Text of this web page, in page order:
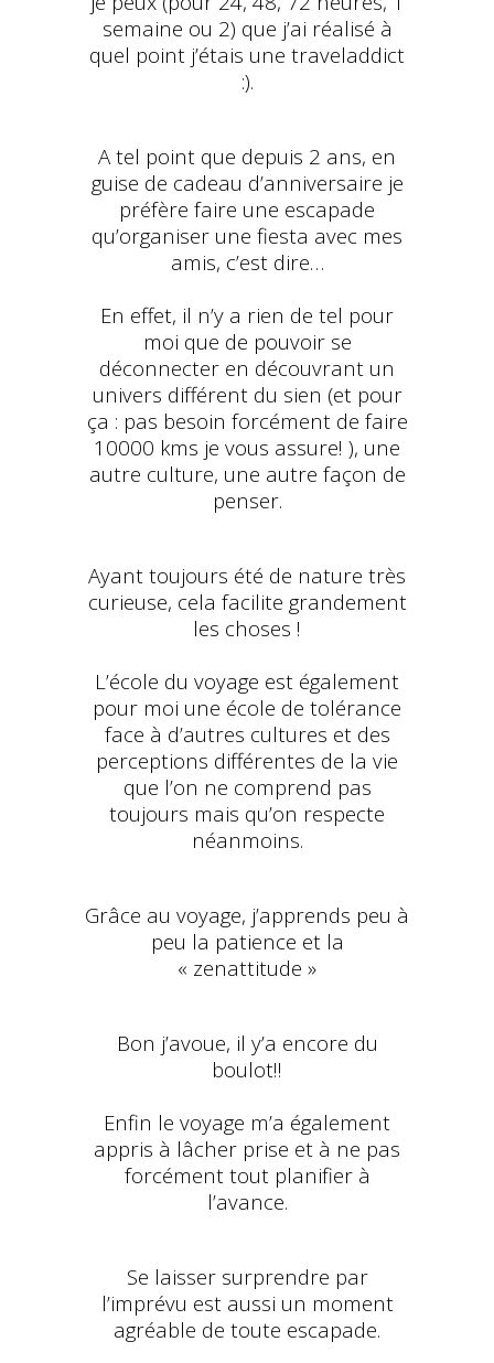
semaine ou 2) que j’ai réalisé à
quel point j’étais une traveladdict
:).
A tel point que depuis 2 ans, en
guise de cadeau d’anniversaire je
préfère faire une escapade
qu’organiser une fiesta avec mes
amis, c’est dire…
En effet, il n’y a rien de tel pour
moi que de pouvoir se
déconnecter en découvrant un
univers différent du sien (et pour
ça : pas besoin forcément de faire
10000 kms je vous assure! ), une
autre culture, une autre façon de
penser.
Ayant toujours été de nature très
curieuse, cela facilite grandement
les choses !
L’école du voyage est également
pour moi une école de tolérance
face à d’autres cultures et des
perceptions différentes de la vie
que l’on ne comprend pas
toujours mais qu’on respecte
néanmoins.
Grâce au voyage, j’apprends peu à
peu la patience et la
« zenattitude »
Bon j’avoue, il y’a encore du
boulot!!
Enfin le voyage m’a également
appris à lâcher prise et à ne pas
forcément tout planifier à
l’avance.
Se laisser surprendre par
l’imprévu est aussi un moment
agréable de toute escapade.